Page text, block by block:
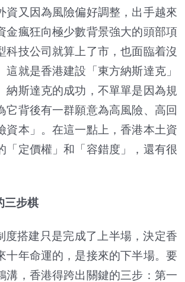
資又因為風險偏好調整，出手越來
金瘋狂向極少數背景強大的頭部項
科技公司就算上了市，也面臨着沒
這就是香港建設「東方納斯達克」
納斯達克的成功，不單單是因為規
它背後有一群願意為高風險、高回
資本」。在這一點上，香港本土資
「定價權」和「容錯度」，還有很
三步棋
搭建只是完成了上半場，決定香
十年命運的，是接來的下半場。要
溝，香港得跨出關鍵的三步：第一